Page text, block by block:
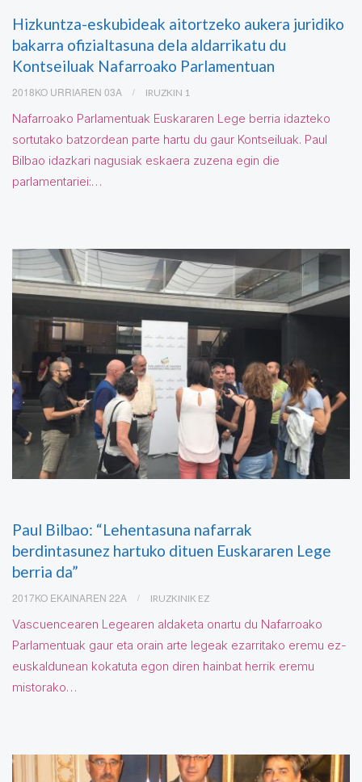
Hizkuntza-eskubideak aitortzeko aukera juridiko
bakarra ofizialtasuna dela aldarrikatu du
Kontseiluak Nafarroako Parlamentuan
2018KO URRIAREN 03A IRUZKIN 1
Nafarroako Parlamentuak Euskararen Lege berria idazteko
sortutako batzordean parte hartu du gaur Kontseiluak. Paul
Bilbao idazkari nagusiak eskaera zuzena egin die
parlamentariei:…
Paul Bilbao: “Lehentasuna nafarrak
berdintasunez hartuko dituen Euskararen Lege
berria da”
2017KO EKAINAREN 22A IRUZKINIK EZ
Vascuencearen Legearen aldaketa onartu du Nafarroako
Parlamentuak gaur eta orain arte legeak ezarritako eremu ez-
euskaldunean kokatuta egon diren hainbat herrik eremu
mistorako…